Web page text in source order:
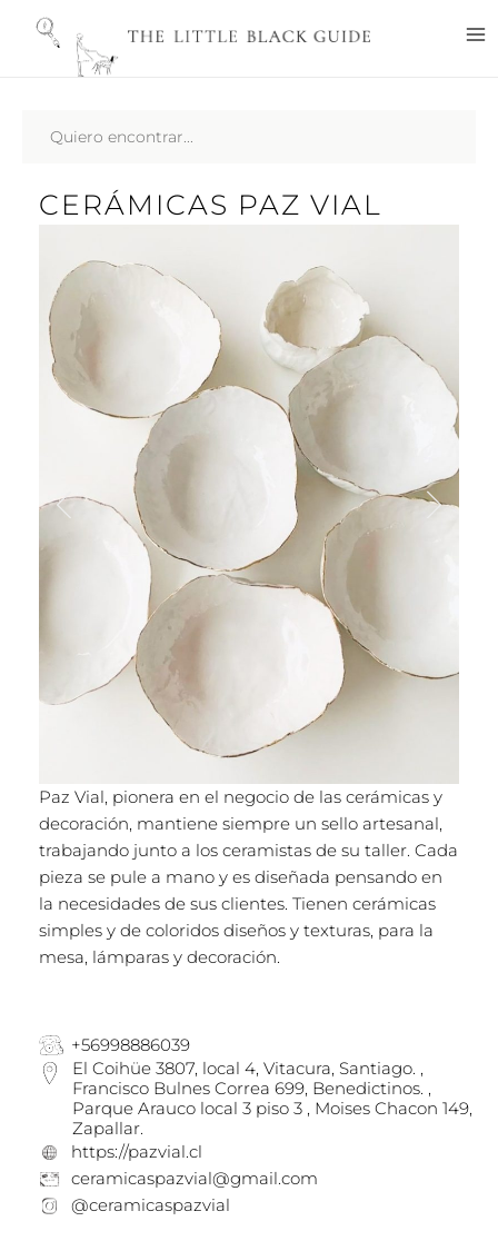
contenido
Paz Vial, pionera en el negocio de las cerámicas y
decoración, mantiene siempre un sello artesanal,
trabajando junto a los ceramistas de su taller. Cada
pieza se pule a mano y es diseñada pensando en
la necesidades de sus clientes. Tienen cerámicas
simples y de coloridos diseños y texturas, para la
mesa, lámparas y decoración.
+56998886039
El Coihüe 3807, local 4, Vitacura, Santiago. ,
Francisco Bulnes Correa 699, Benedictinos. ,
Parque Arauco local 3 piso 3 , Moises Chacon 149,
Zapallar.
https://pazvial.cl
ceramicaspazvial@gmail.com
@ceramicaspazvial
CERÁMICAS PAZ VIAL